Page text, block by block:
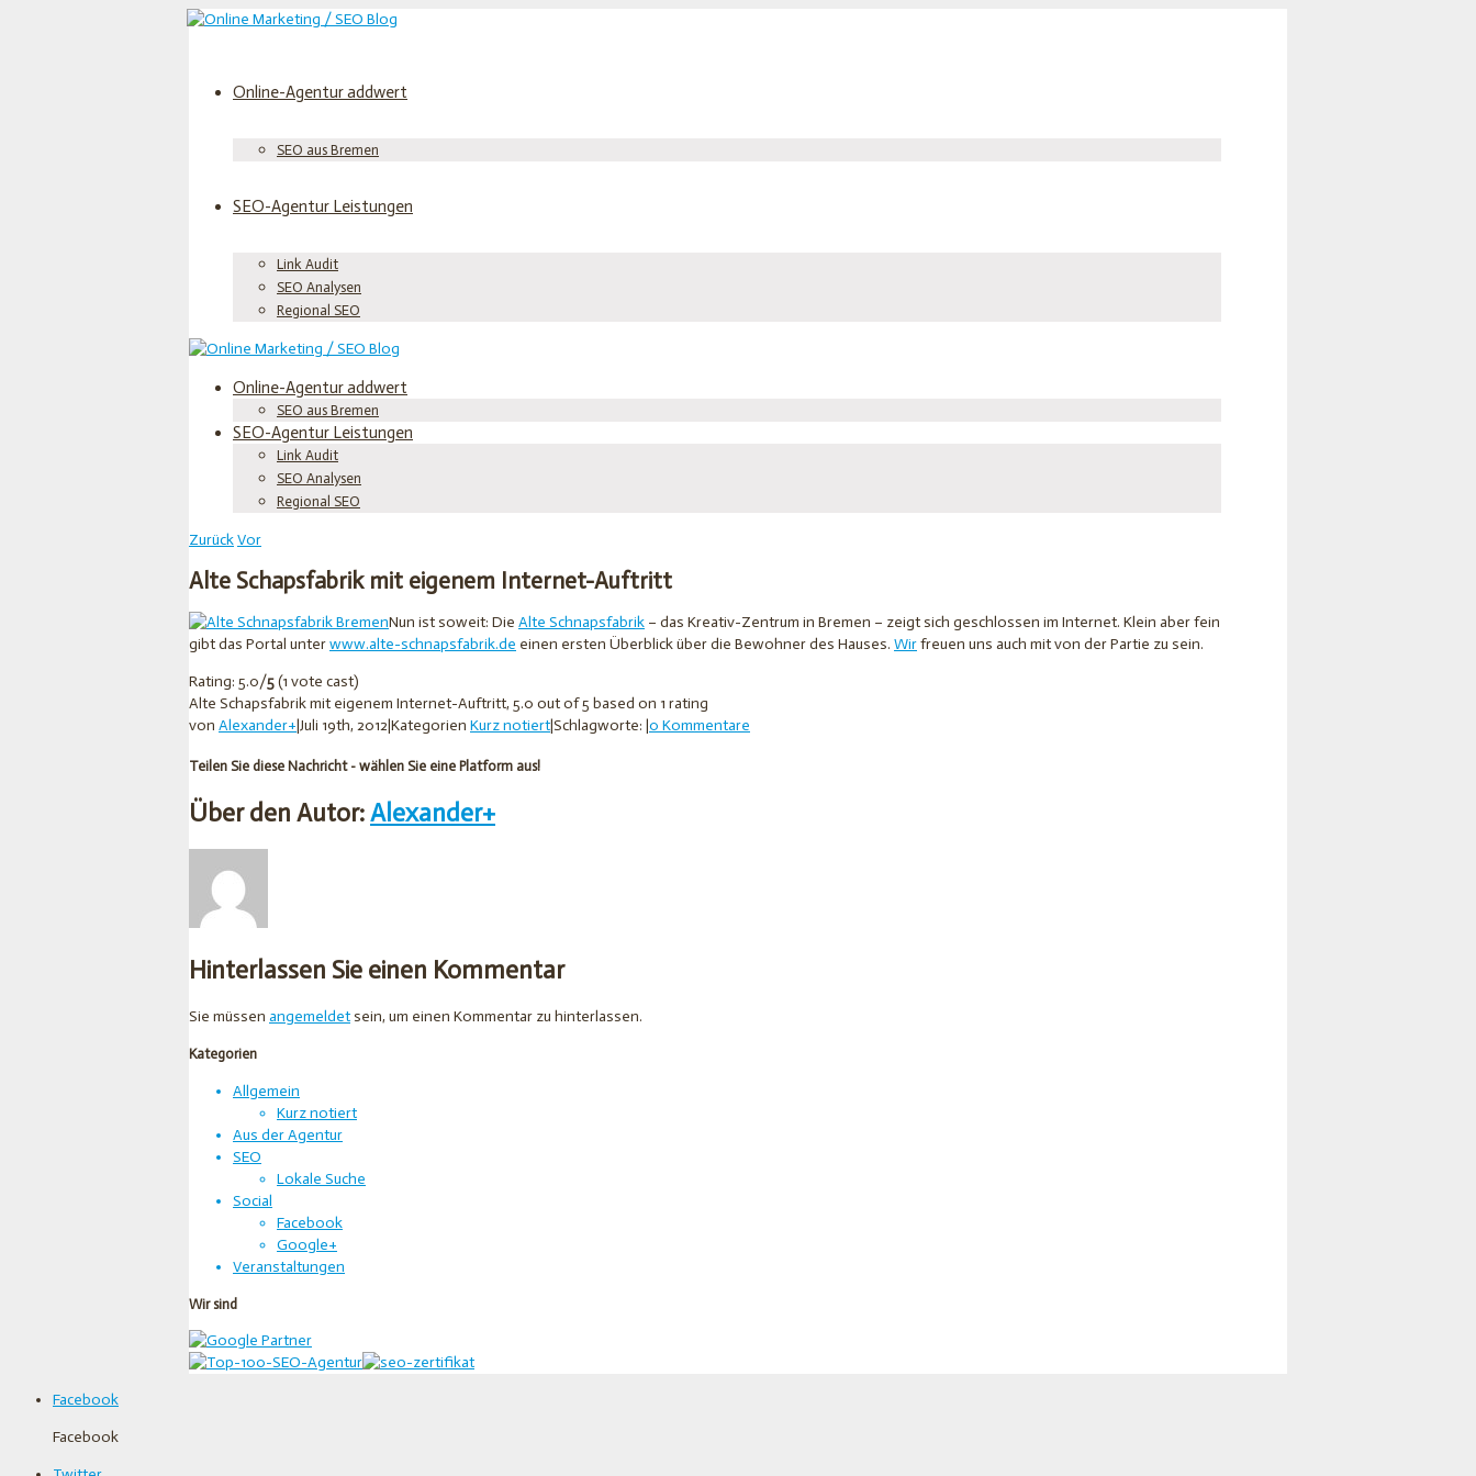
Online-Agentur addwert
SEO aus Bremen
SEO-Agentur Leistungen
Link Audit
SEO Analysen
Regional SEO
Online-Agentur addwert
SEO aus Bremen
SEO-Agentur Leistungen
Link Audit
SEO Analysen
Regional SEO
ZurückVor
Alte Schapsfabrik mit eigenem Internet-Auftritt
Nun ist soweit: Die Alte Schnapsfabrik – das Kreativ-Zentrum in Bremen – zeigt sich geschlossen im Internet. Klein aber fein
gibt das Portal unterwww.alte-schnapsfabrik.de einen ersten Überblick über die Bewohner des Hauses. Wirfreuen uns auch mit von der Partie zu sein.
Rating: 5.0/5(1 vote cast)
Alte Schapsfabrik mit eigenem Internet-Auftritt, 5.0 out of5 based on 1 rating
von Alexander+|Juli 19th, 2012|Kategorien Kurz notiert|Schlagworte: |0 Kommentare
Teilen Sie diese Nachricht - wählen Sie eine Platform aus!
Über den Autor:Alexander+
Hinterlassen Sie einen Kommentar
Sie müssen angemeldetsein, um einen Kommentar zu hinterlassen.
Kategorien
Allgemein
Kurz notiert
Aus der Agentur
SEO
Lokale Suche
Social
Facebook
Google+
Veranstaltungen
Wir sind
Facebook
Facebook